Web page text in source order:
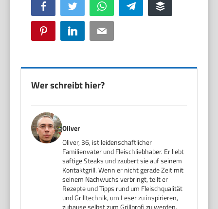
Facebook Twitter WhatsApp Telegram Buffer
Pinterest LinkedIn Email
Wer schreibt hier?
Oliver
Oliver, 36, ist leidenschaftlicher
Familienvater und Fleischliebhaber. Er liebt
saftige Steaks und zaubert sie auf seinem
Kontaktgrill. Wenn er nicht gerade Zeit mit
seinem Nachwuchs verbringt, teilt er
Rezepte und Tipps rund um Fleischqualität
und Grilltechnik, um Leser zu inspirieren,
zuhause selbst zum Grillprofi zu werden.